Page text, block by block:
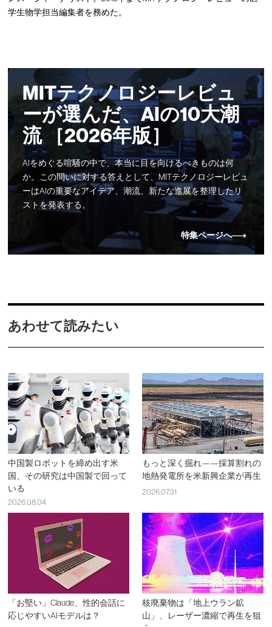
学生物学担当編集者を務めた。
MITテクノロジーレビュ
ーが選んだ、AIの10大潮
流 ［2026年版］
AIをめぐる喧騒の中で、本当に目を向けるべきものは何
か。この問いに対する答えとして、MITテクノロジーレビュ
ーはAIの重要なアイデア、潮流、新たな進展を整理したリ
ストを発表する。
特集ページへ
あわせて読みたい
中国製ロボットを締め出す米
国、その研究は中国製で回って
いる
2026.08.04
もっと深く掘れ——採算割れの
地熱発電所を米新興企業が再生
2026.07.31
「お堅い」Claude、性的会話に
応じやすいAIモデルは？
核廃棄物は「地上ウラン鉱
山」、レーザー濃縮で再生を狙